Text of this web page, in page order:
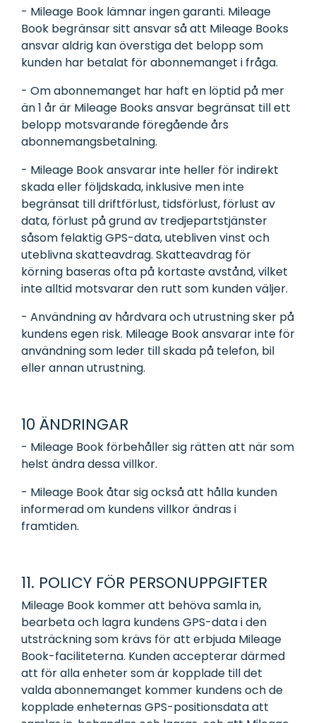
- Mileage Book lämnar ingen garanti. Mileage
Book begränsar sitt ansvar så att Mileage Books
ansvar aldrig kan överstiga det belopp som
kunden har betalat för abonnemanget i fråga.
- Om abonnemanget har haft en löptid på mer
än 1 år är Mileage Books ansvar begränsat till ett
belopp motsvarande föregående års
abonnemangsbetalning.
- Mileage Book ansvarar inte heller för indirekt
skada eller följdskada, inklusive men inte
begränsat till driftförlust, tidsförlust, förlust av
data, förlust på grund av tredjepartstjänster
såsom felaktig GPS-data, utebliven vinst och
uteblivna skatteavdrag. Skatteavdrag för
körning baseras ofta på kortaste avstånd, vilket
inte alltid motsvarar den rutt som kunden väljer.
- Användning av hårdvara och utrustning sker på
kundens egen risk. Mileage Book ansvarar inte för
användning som leder till skada på telefon, bil
eller annan utrustning.
10 ÄNDRINGAR
- Mileage Book förbehåller sig rätten att när som
helst ändra dessa villkor.
- Mileage Book åtar sig också att hålla kunden
informerad om kundens villkor ändras i
framtiden.
11. POLICY FÖR PERSONUPPGIFTER
Mileage Book kommer att behöva samla in,
bearbeta och lagra kundens GPS-data i den
utsträckning som krävs för att erbjuda Mileage
Book-faciliteterna. Kunden accepterar därmed
att för alla enheter som är kopplade till det
valda abonnemanget kommer kundens och de
kopplade enheternas GPS-positionsdata att